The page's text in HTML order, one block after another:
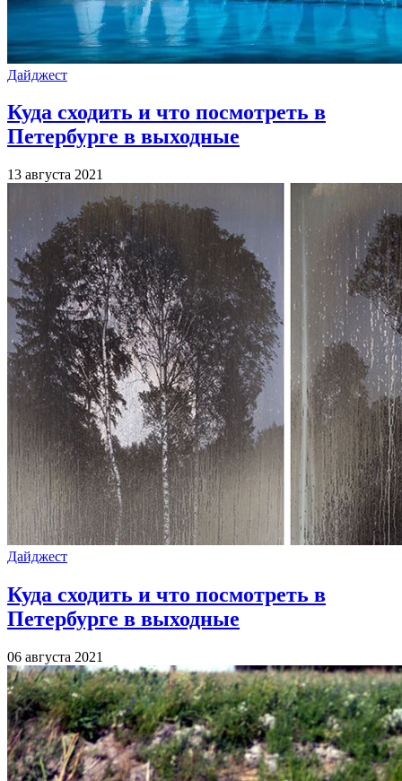
Дайджест
Куда сходить и что посмотреть в
Петербурге в выходные
13 августа 2021
Дайджест
Куда сходить и что посмотреть в
Петербурге в выходные
06 августа 2021